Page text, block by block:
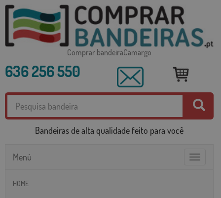
Comprar bandeiraCamargo
636 256 550
Bandeiras de alta qualidade feito para você
Toggle
Menú
HOME